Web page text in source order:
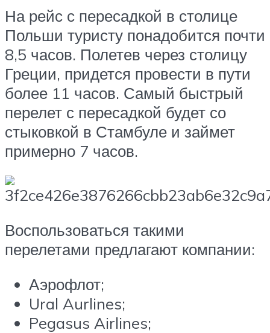
На рейс с пересадкой в столице
Польши туристу понадобится почти
8,5 часов. Полетев через столицу
Греции, придется провести в пути
более 11 часов. Самый быстрый
перелет с пересадкой будет со
стыковкой в Стамбуле и займет
примерно 7 часов.
Воспользоваться такими
перелетами предлагают компании:
Аэрофлот;
Ural Aurlines;
Pegasus Airlines;